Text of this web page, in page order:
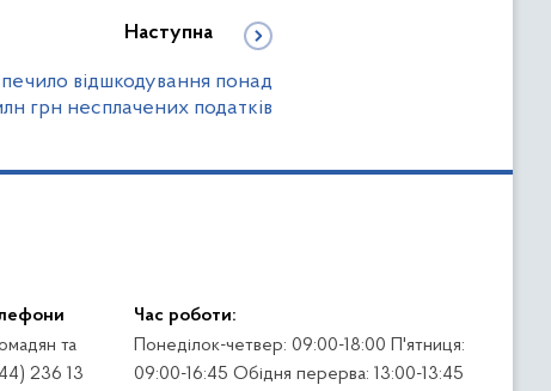
Наступна
відшкодування понад
грн несплачених податків
та
236 13
Час роботи:
Понеділок-четвер: 09:00-18:00 П'ятниця:
09:00-16:45 Обідня перерва: 13:00-13:45